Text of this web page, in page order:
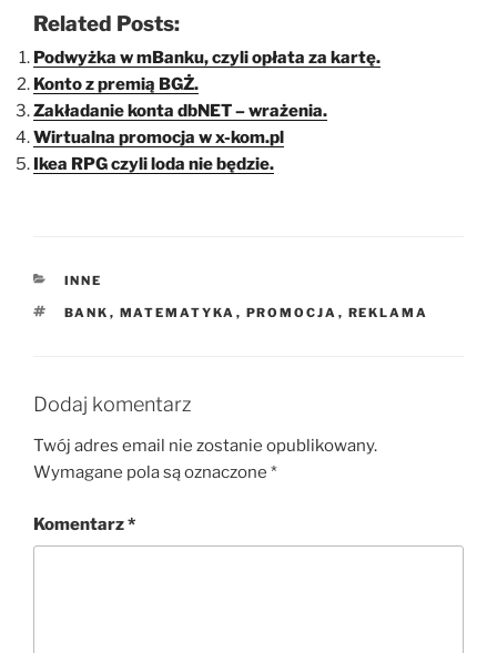
Related Posts:
Podwyżka w mBanku, czyli opłata za kartę.
Konto z premią BGŻ.
Zakładanie konta dbNET – wrażenia.
Wirtualna promocja w x-kom.pl
Ikea RPG czyli loda nie będzie.
KATEGORIE
INNE
TAGI
BANK , MATEMATYKA , PROMOCJA , REKLAMA
Dodaj komentarz
Twój adres email nie zostanie opublikowany.
Wymagane pola są oznaczone *
Komentarz*